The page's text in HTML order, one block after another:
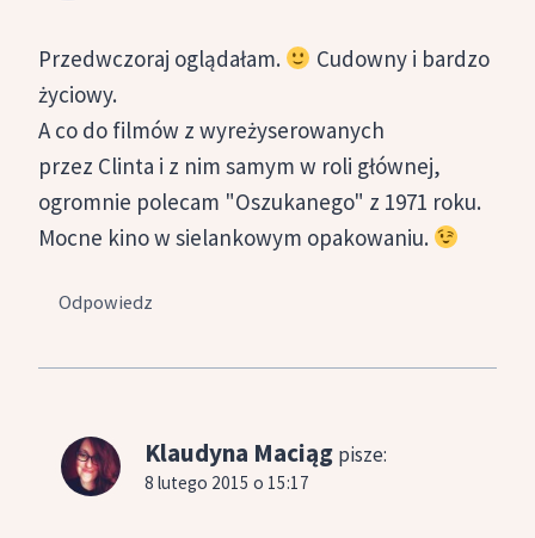
Przedwczoraj oglądałam.
Cudowny i bardzo
życiowy.
A co do filmów z wyreżyserowanych
przez Clinta i z nim samym w roli głównej,
ogromnie polecam "Oszukanego" z 1971 roku.
Mocne kino w sielankowym opakowaniu.
Odpowiedz
Klaudyna Maciąg pisze:
8 lutego 2015 o 15:17